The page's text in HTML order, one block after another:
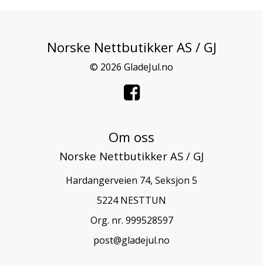
Norske Nettbutikker AS / GJ
© 2026 GladeJul.no
Om oss
Norske Nettbutikker AS / GJ
Hardangerveien 74, Seksjon 5
5224 NESTTUN
Org. nr. 999528597
post@gladejul.no